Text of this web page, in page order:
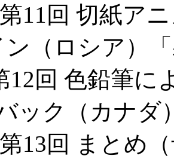
11回 切紙ア
ン（ロシア）
12回 色鉛筆
ック（カナダ
13回 まとめ